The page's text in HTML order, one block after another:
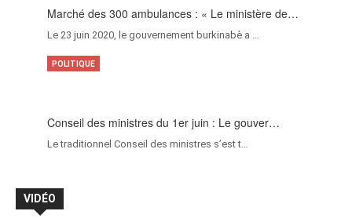
Marché des 300 ambulances : « Le ministère de…
Le 23 juin 2020, le gouvernement burkinabè a …
Conseil des ministres du 1er juin : Le gouver…
Le traditionnel Conseil des ministres s’est t…
POLITIQUE
VIDÉO